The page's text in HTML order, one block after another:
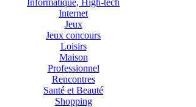
Internet
Jeux
Jeux concours
Loisirs
Maison
Professionnel
Rencontres
Santé et Beauté
Shopping